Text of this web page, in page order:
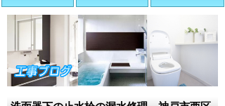
・トイレが漏れたら
・水道管が漏れたら
・排水が詰まったら